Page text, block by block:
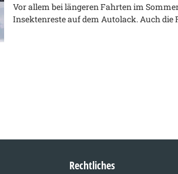
Vor allem bei längeren Fahrten im
Insektenreste auf dem Autolack. Auch
Rechtliches